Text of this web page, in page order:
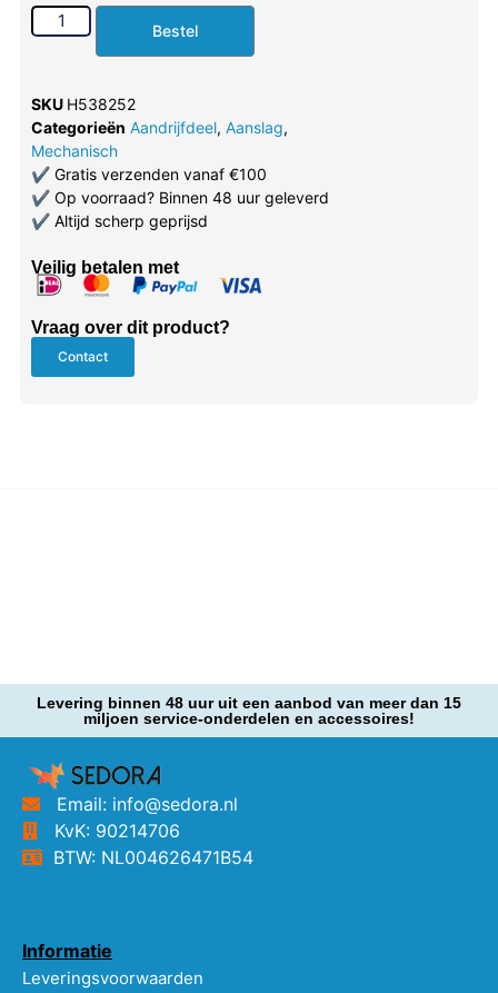
Bestel
SKU H538252
Categorieën Aandrijfdeel, Aanslag,
Mechanisch
✔Gratis verzenden vanaf €100
✔Op voorraad? Binnen 48 uur geleverd
✔Altijd scherp geprijsd
Veilig betalen met
Vraag over dit product?
Contact
Levering binnen 48 uur uit een aanbod van meer dan 15
miljoen service-onderdelen en accessoires!
Email: info@sedora.nl
KvK: 90214706
BTW: NL004626471B54
Informatie
Leveringsvoorwaarden